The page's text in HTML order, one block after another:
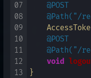
07
08
09
10
11
12
13
@POST
@Path("/
@POST
@Path("/
void